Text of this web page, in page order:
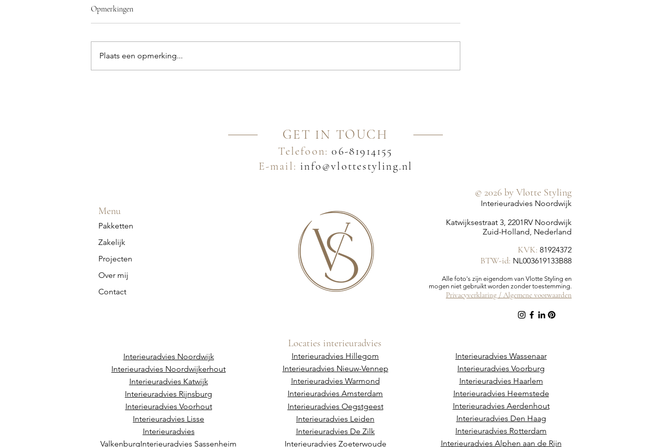
Opmerkingen
Plaats een opmerking...
GET IN TOUCH
Telefoon: 06-81914155
E-mail: info@vlottestyling.nl
Menu
Pakketten
Zakelijk
Projecten
Over mij
Contact
© 2026 by Vlotte Styling
Interieuradvies Noordwijk
Katwijksestraat 3, 2201RV Noordwijk
Zuid-Holland, Nederland
KVK: 81924372
BTW-id: NL003619133B88
Alle foto's zijn eigendom van Vlotte Styling en
mogen niet gebruikt worden zonder toestemming.
Privacyverklaring / Algemene voorwaarden
Locaties interieuradvies
Interieuradvies Noordwijk
Interieuradvies Noordwijkerhout
Interieuradvies Katwijk
Interieuradvies Rijnsburg
Interieuradvies Voorhout
Interieuradvies Lisse
Interieuradvies
ValkenburgInterieuradvies Sassenheim
Interieuradvies Hillegom
Interieuradvies Nieuw-Vennep
Interieuradvies Warmond
Interieuradvies Amsterdam
Interieuradvies Oegstgeest
Interieuradvies Leiden
Interieuradvies De Zilk
Interieuradvies Zoeterwoude
Interieuradvies Wassenaar
Interieuradvies Voorburg
Interieuradvies Haarlem
Interieuradvies Heemstede
Interieuradvies Aerdenhout
Interieuradvies Den Haag
Interieuradvies Rotterdam
Interieuradvies Alphen aan de Rijn